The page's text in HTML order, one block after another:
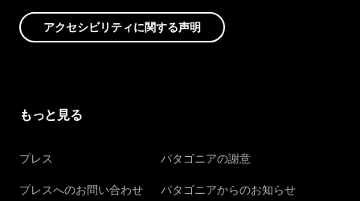
アクセシビリティに関する声明
もっと見る
プレス
プレスへのお問い合わせ
パタゴニアの謝意
パタゴニアからのお知らせ